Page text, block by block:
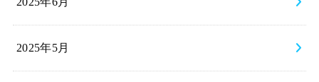
2025年5月